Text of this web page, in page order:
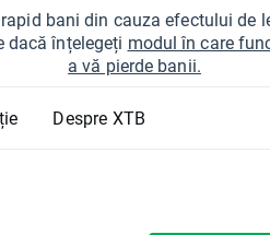
bani din cauza efectului de
dacă înțelegeți modul în care
a vă pierde banii.
Despre XTB